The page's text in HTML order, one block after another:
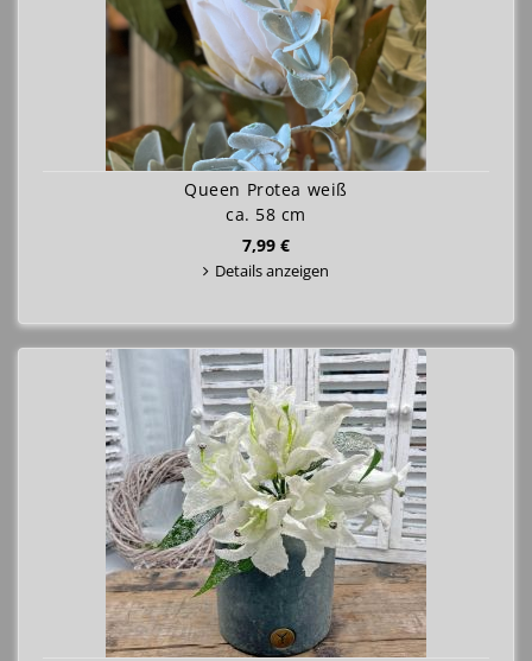
Queen Protea weiß
ca. 58 cm
7,99 €
Details anzeigen